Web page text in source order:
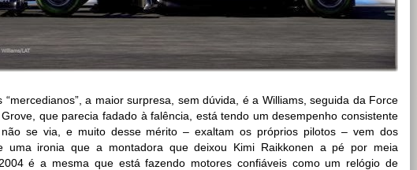
“mercedianos”, a maior surpresa, sem dúvida, é a Williams, seguida da Force
que parecia fadado à falência, está tendo um desempenho consistente
se via, e muito desse mérito – exaltam os próprios pilotos – vem dos
uma ironia que a montadora que deixou Kimi Raikkonen a pé por meia
é a mesma que está fazendo motores confiáveis como um relógio de